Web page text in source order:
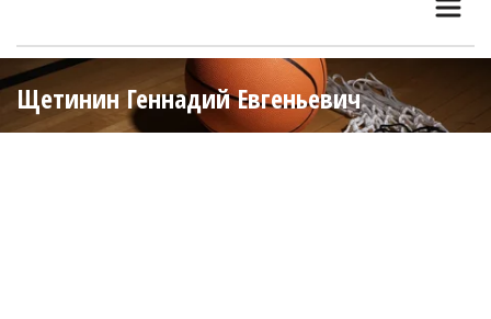
Щетинин Геннадий Евгеньевич